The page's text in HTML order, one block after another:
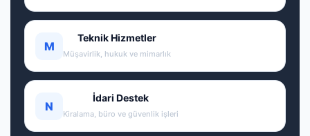
M
Teknik Hizmetler
Müşavirlik, hukuk ve mimarlık
N
İdari Destek
Kiralama, büro ve güvenlik işleri